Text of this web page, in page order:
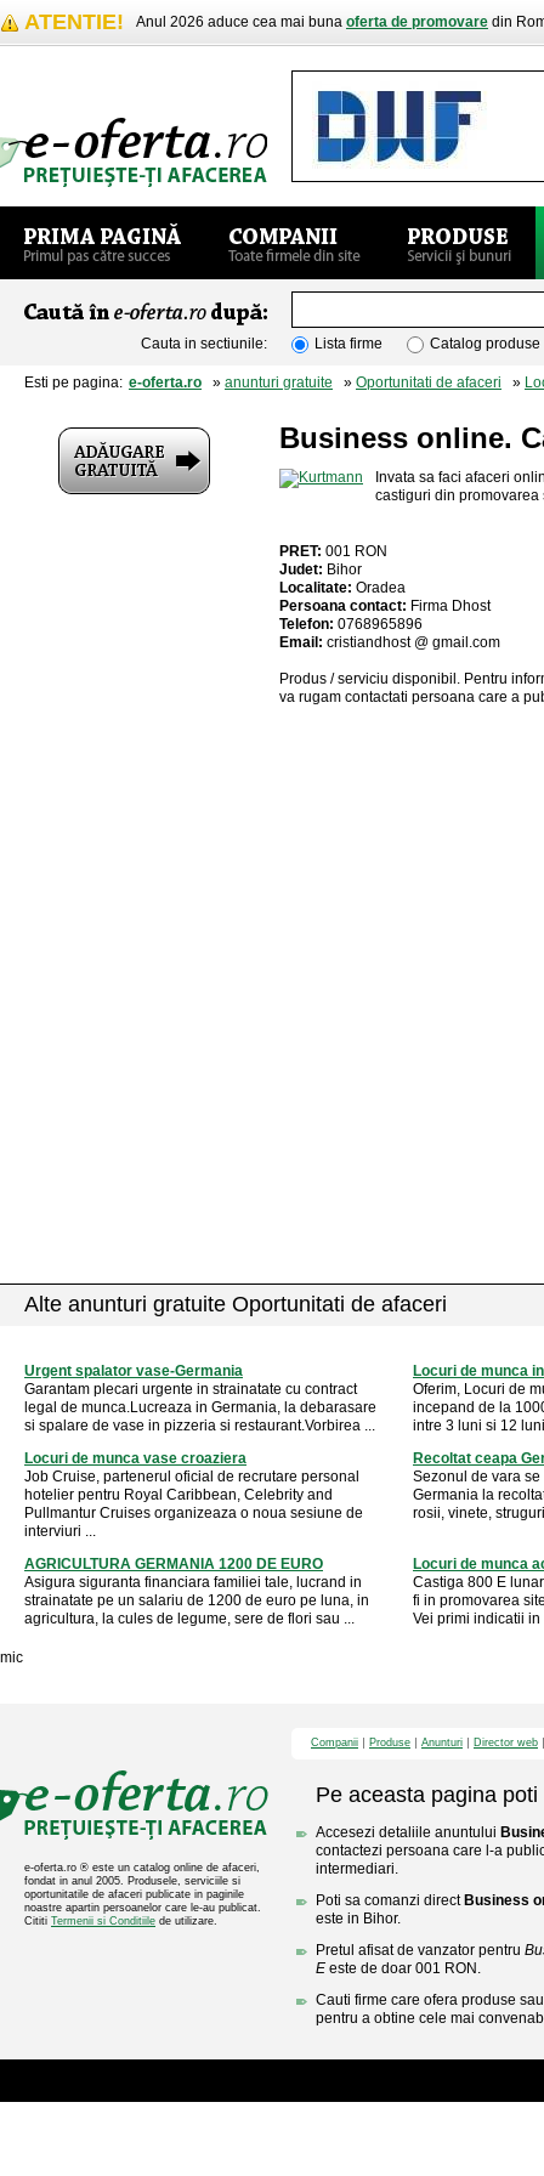
ATENTIE! Anul 2026 aduce cea mai buna oferta de promovare din
Cauta in sectiunile: Lista firme Catalog produse
Esti pe pagina: e-oferta.ro » anunturi gratuite » Oportunitati de afaceri »
Business online.
Invata sa faci afaceri
castiguri din
PRET: 001 RON
Judet: Bihor
Localitate: Oradea
Persoana contact: Firma Dhost
Telefon: 0768965896
Email: cristiandhost @ gmail.com
Produs / serviciu disponibil . Pentru
va rugam contactati persoana care a
Alte anunturi gratuite Oportunitati de afaceri
Urgent spalator vase-Germania
Garantam plecari urgente in strainatate cu contract
legal de munca.Lucreaza in Germania, la debarasare
si spalare de vase in pizzeria si restaurant.Vorbirea ...
Locuri de munca
Oferim, Locuri de
incepand de la
intre 3 luni si 12
Locuri de munca vase croaziera
Job Cruise, partenerul oficial de recrutare personal
hotelier pentru Royal Caribbean, Celebrity and
Pullmantur Cruises organizeaza o noua sesiune de
interviuri ...
Recoltat ceapa
Sezonul de vara
Germania la
rosii, vinete,
AGRICULTURA GERMANIA 1200 DE EURO
Asigura siguranta financiara familiei tale, lucrand in
strainatate pe un salariu de 1200 de euro pe luna, in
agricultura, la cules de legume, sere de flori sau ...
Locuri de munca
Castiga 800 E
fi in promovarea
Vei primi indicatii
mic
e-oferta.ro ® este un catalog online de afaceri,
fondat in anul 2005. Produsele, serviciile si
oportunitatile de afaceri publicate in paginile
noastre apartin persoanelor care le-au publicat.
Cititi Termenii si Conditiile de utilizare.
Companii Produse Anunturi Director web
Pe aceasta pagina poti
Accesezi detaliile anuntului
contactezi persoana care l-a
intermediari.
Poti sa comanzi direct Business
este in Bihor.
Pretul afisat de vanzator pentru
E este de doar 001 RON.
Cauti firme care ofera produse
pentru a obtine cele mai